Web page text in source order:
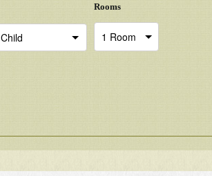
Rooms